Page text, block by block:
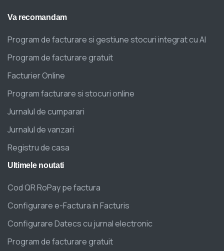
Va recomandam
Program de facturare si gestiune stocuri integrat cu AI
Program de facturare gratuit
Facturier Online
Program facturare si stocuri online
Jurnalul de cumparari
Jurnalul de vanzari
Registru de casa
Ultimele noutati
Cod QR RoPay pe factura
Configurare e-Factura in Facturis
Configurare Datecs cu jurnal electronic
Program de facturare gratuit